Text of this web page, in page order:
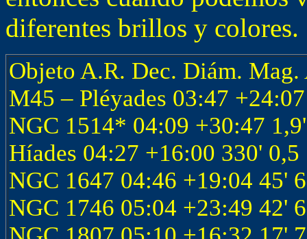
diferentes brillos y colores.
Objeto A.R. Dec. Diám.
M45 – Pléyades 03:47
NGC 1514* 04:09 +30:47
Híades 04:27 +16:00 330' 0,5
NGC 1647 04:46 +19:04 45'
NGC 1746 05:04 +23:49 42'